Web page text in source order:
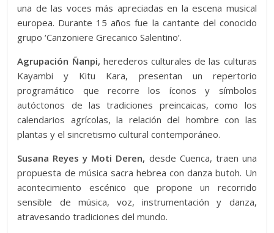
una de las voces más apreciadas en la escena musical
europea. Durante 15 años fue la cantante del conocido
grupo ‘Canzoniere Grecanico Salentino’.
Agrupación Ñanpi, herederos culturales de las culturas
Kayambi y Kitu Kara, presentan un repertorio
programático que recorre los íconos y símbolos
autóctonos de las tradiciones preincaicas, como los
calendarios agrícolas, la relación del hombre con las
plantas y el sincretismo cultural contemporáneo.
Susana Reyes y Moti Deren, desde Cuenca, traen una
propuesta de música sacra hebrea con danza butoh. Un
acontecimiento escénico que propone un recorrido
sensible de música, voz, instrumentación y danza,
atravesando tradiciones del mundo.